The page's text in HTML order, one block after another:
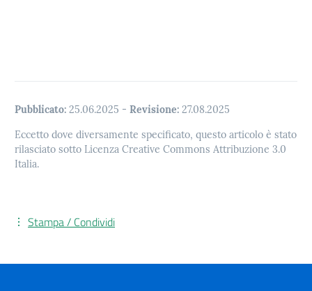
Pubblicato: 25.06.2025 - Revisione: 27.08.2025
Eccetto dove diversamente specificato, questo articolo è stato
rilasciato sotto Licenza Creative Commons Attribuzione 3.0
Italia.
Stampa / Condividi